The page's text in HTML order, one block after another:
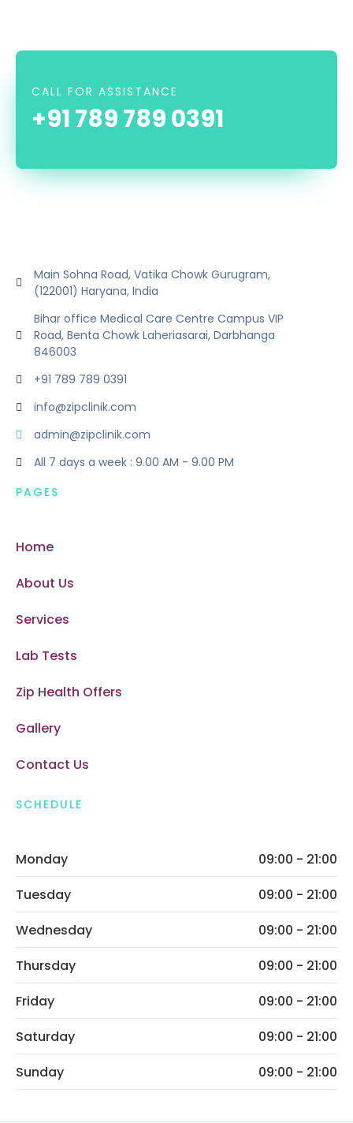
CALL FOR ASSISTANCE
+91 789 789 0391
Main Sohna Road, Vatika Chowk Gurugram,
(122001) Haryana, India
Bihar office Medical Care Centre Campus VIP
Road, Benta Chowk Laheriasarai, Darbhanga
846003
+91 789 789 0391
info@zipclinik.com
admin@zipclinik.com
All 7 days a week : 9.00 AM - 9.00 PM
PAGES
Home
About Us
Services
Lab Tests
Zip Health Offers
Gallery
Contact Us
SCHEDULE
Monday
09:00 - 21:00
Tuesday
09:00 - 21:00
Wednesday
09:00 - 21:00
Thursday
09:00 - 21:00
Friday
09:00 - 21:00
Saturday
09:00 - 21:00
Sunday
09:00 - 21:00